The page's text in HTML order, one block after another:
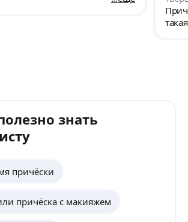
знать
причёски
причёска с макияжем